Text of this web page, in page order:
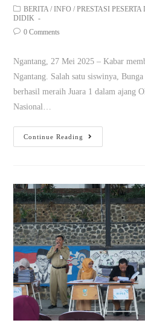
BERITA / INFO / PRESTASI
DIDIK
0 Comments
Ngantang, 27 Mei 2025 – Kabar
Ngantang. Salah satu siswinya,
berhasil meraih Juara 1 dalam ajang
Nasional…
Continue Reading